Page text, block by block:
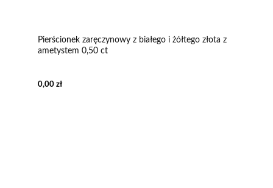
Pierścionek zaręczynowy z białego i żółtego złota z
ametystem 0,50 ct
0,00 zł